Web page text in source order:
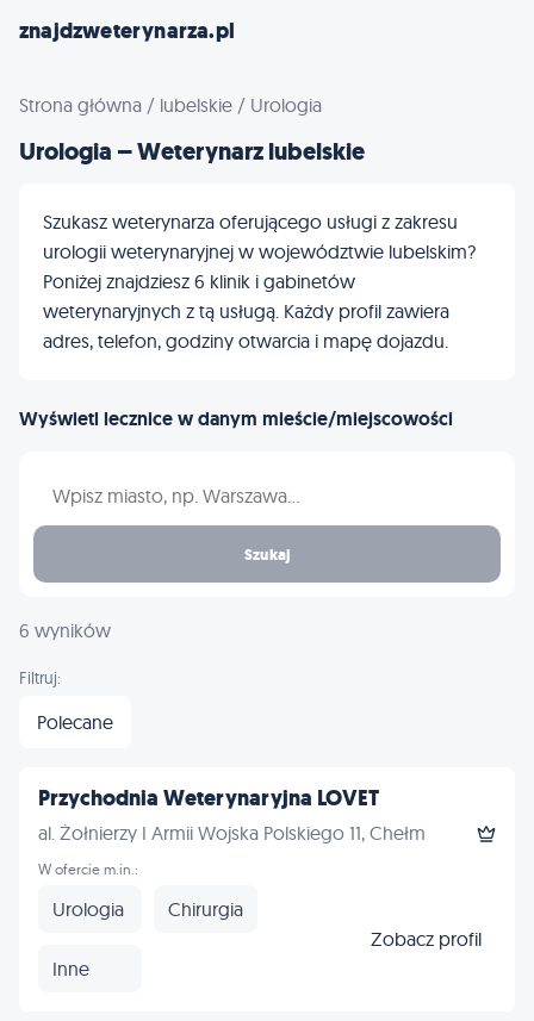
znajdzweterynarza.pl
Strona główna / lubelskie / Urologia
Urologia – Weterynarz lubelskie
Szukasz weterynarza oferującego usługi z zakresu
urologii weterynaryjnej w województwie lubelskim?
Poniżej znajdziesz 6 klinik i gabinetów
weterynaryjnych z tą usługą. Każdy profil zawiera
adres, telefon, godziny otwarcia i mapę dojazdu.
Wyświetl lecznice w danym mieście/miejscowości
Szukaj
6 wyników
Filtruj:
Polecane
Przychodnia Weterynaryjna LOVET
al. Żołnierzy I Armii Wojska Polskiego 11, Chełm
W ofercie m.in.:
Urologia Chirurgia
Inne
Zobacz profil